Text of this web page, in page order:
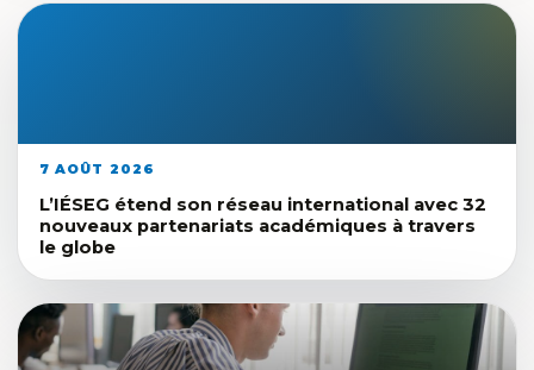
7 AOÛT 2026
L’IÉSEG étend son réseau international avec 32
nouveaux partenariats académiques à travers
le globe